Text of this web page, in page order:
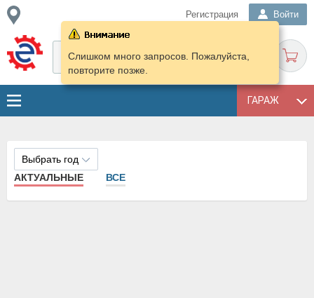
Регистрация Войти
ГАРАЖ
Слишком много запросов. Пожалуйста,
повторите позже.
Выбрать год
АКТУАЛЬНЫЕ
ВСЕ